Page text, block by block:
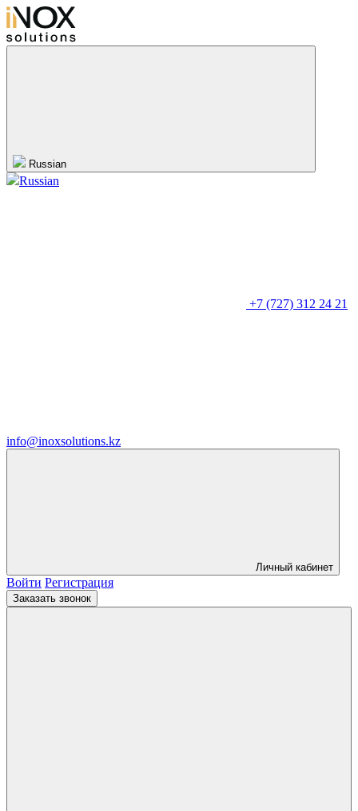
Russian
Russian
+7 (727) 312 24 21
info@inoxsolutions.kz
Личный кабинет
Войти Регистрация
Заказать звонок